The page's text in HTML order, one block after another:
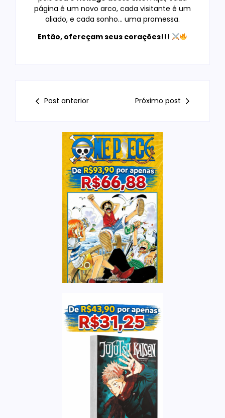
página é um novo arco, cada visitante é um
aliado, e cada sonho… uma promessa.
Então, ofereçam seus corações!!!
Post anterior Próximo post